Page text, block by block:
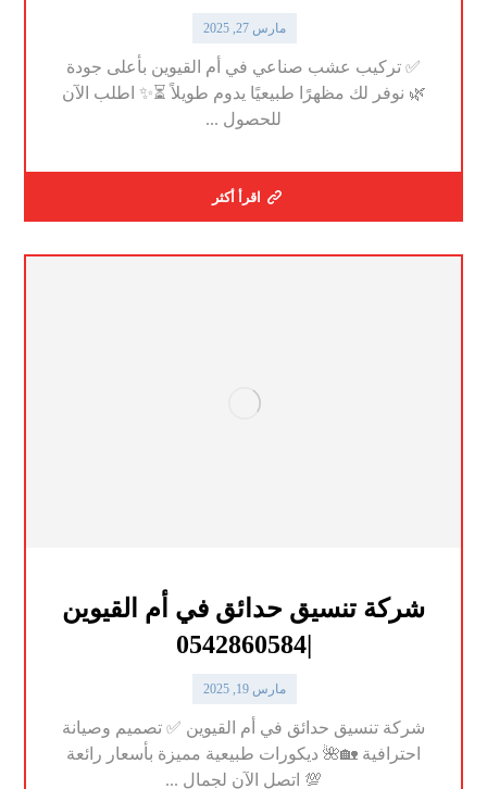
مارس 27, 2025
✅ تركيب عشب صناعي في أم القيوين بأعلى جودة
🌿 نوفر لك مظهرًا طبيعيًا يدوم طويلاً ⏳✨ اطلب الآن
للحصول ...
اقرأ أكثر
شركة تنسيق حدائق في أم القيوين
|0542860584
مارس 19, 2025
شركة تنسيق حدائق في أم القيوين ✅ تصميم وصيانة
احترافية 🏡🌺 ديكورات طبيعية مميزة بأسعار رائعة
💯 اتصل الآن لجمال ...